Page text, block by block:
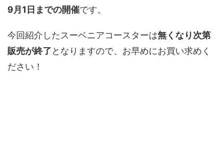
9月1日までの開催です。
今回紹介したスーベニアコースターは無くなり次第
販売が終了 となりますので、お早めにお買い求めく
ださい！